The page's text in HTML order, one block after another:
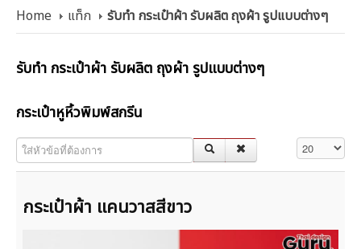
Home แท็ก รับทำ กระเป๋าผ้า รับผลิต ถุงผ้า รูปแบบต่างๆ
รับทำ กระเป๋าผ้า รับผลิต ถุงผ้า รูปแบบต่างๆ
กระเป๋าหูหิ้วพิมพ์สกรีน
ใส่หัวข้อที่ต้องการ แสดง #
กระเป๋าผ้า แคนวาสสีขาว